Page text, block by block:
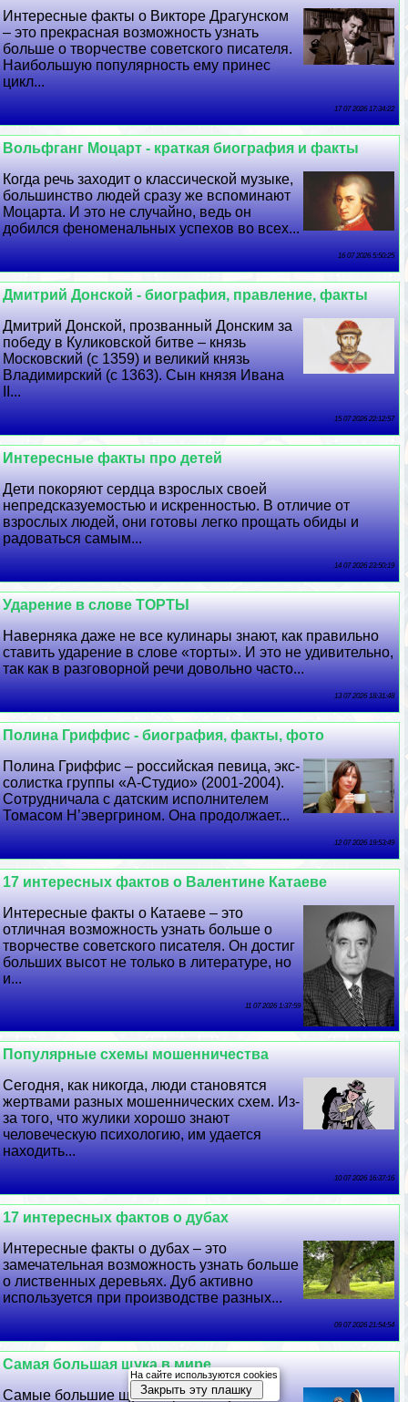
Интересные факты о Викторе Драгунском
– это прекрасная возможность узнать
больше о творчестве советского писателя.
Наибольшую популярность ему принес
цикл...
17 07 2026 17:34:22
Вольфганг Моцарт - краткая биография и факты
Когда речь заходит о классической музыке,
большинство людей сразу же вспоминают
Моцарта. И это не случайно, ведь он
добился феноменальных успехов во всех...
16 07 2026 5:50:25
Дмитрий Донской - биография, правление, факты
Дмитрий Донской, прозванный Донским за
победу в Куликовской битве – князь
Московский (с 1359) и великий князь
Владимирский (с 1363). Сын князя Ивана
II...
15 07 2026 22:12:57
Интересные факты про детей
Дети покоряют сердца взрослых своей
непредсказуемостью и искренностью. В отличие от
взрослых людей, они готовы легко прощать обиды и
радоваться самым...
14 07 2026 23:50:19
Ударение в слове ТОРТЫ
Наверняка даже не все кулинары знают, как правильно
ставить ударение в слове «торты». И это не удивительно,
так как в разговорной речи довольно часто...
13 07 2026 18:31:48
Полина Гриффис - биография, факты, фото
Полина Гриффис – российская певица, экс-
солистка группы «А-Студио» (2001-2004).
Сотрудничала с датским исполнителем
Томасом Н’эвергрином. Она продолжает...
12 07 2026 19:53:49
17 интересных фактов о Валентине Катаеве
Интересные факты о Катаеве – это
отличная возможность узнать больше о
творчестве советского писателя. Он достиг
больших высот не только в литературе, но
и...
11 07 2026 1:37:59
Популярные схемы мошенничества
Сегодня, как никогда, люди становятся
жертвами разных мошеннических схем. Из-
за того, что жулики хорошо знают
человеческую психологию, им удается
находить...
10 07 2026 16:37:16
17 интересных фактов о дубах
Интересные факты о дубах – это
замечательная возможность узнать больше
о лиственных деревьях. Дуб активно
используется при производстве разных...
09 07 2026 21:54:54
Самая большая щука в мире
Самые большие щуки порою могут
На сайте используются cookies
Закрыть эту плашку